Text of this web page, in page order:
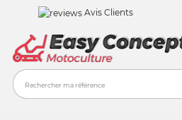
Avis Clients